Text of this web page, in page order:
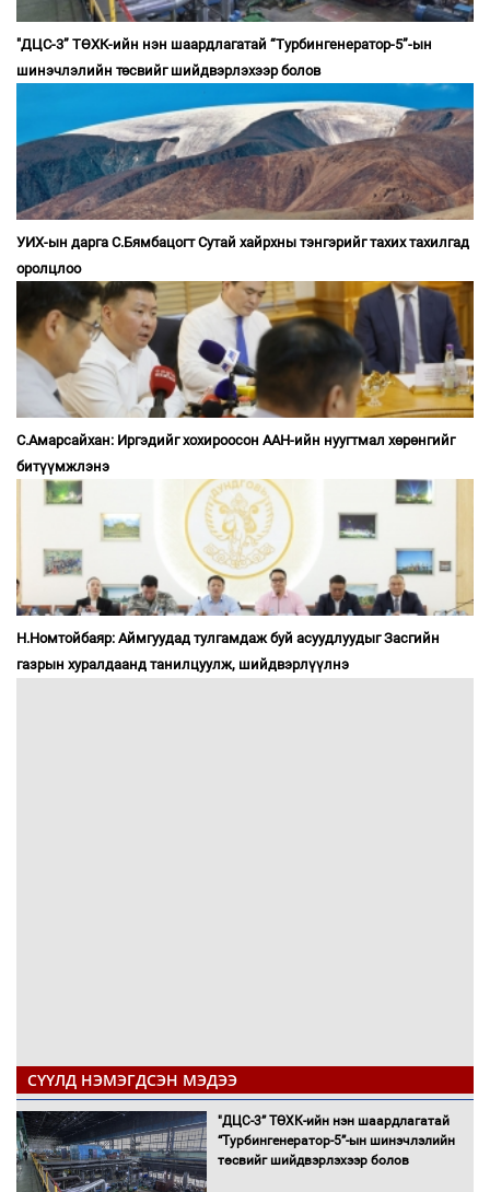
"ДЦС-3” ТӨХК-ийн нэн шаардлагатай “Турбингенератор-5”-ын
шинэчлэлийн төсвийг шийдвэрлэхээр болов
УИХ-ын дарга С.Бямбацогт Сутай хайрхны тэнгэрийг тахих тахилгад
оролцлоо
С.Амарсайхан: Иргэдийг хохироосон ААН-ийн нуугтмал хөрөнгийг
битүүмжлэнэ
Н.Номтойбаяр: Аймгуудад тулгамдаж буй асуудлуудыг Засгийн
газрын хуралдаанд танилцуулж, шийдвэрлүүлнэ
СҮҮЛД НЭМЭГДСЭН МЭДЭЭ
"ДЦС-3” ТӨХК-ийн нэн шаардлагатай
“Турбингенератор-5”-ын шинэчлэлийн
төсвийг шийдвэрлэхээр болов